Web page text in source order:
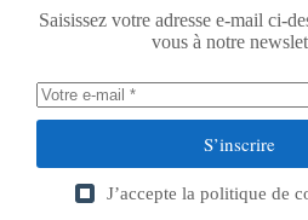
Saisissez votre adresse e-mail ci-
vous à notre
S’inscrire
J’accepte la politique de